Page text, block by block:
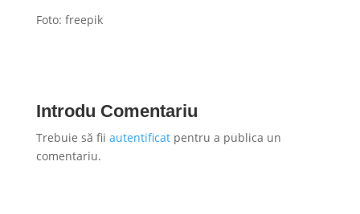
Foto: freepik
Introdu Comentariu
Trebuie să fii autentificatpentru a publica un
comentariu.